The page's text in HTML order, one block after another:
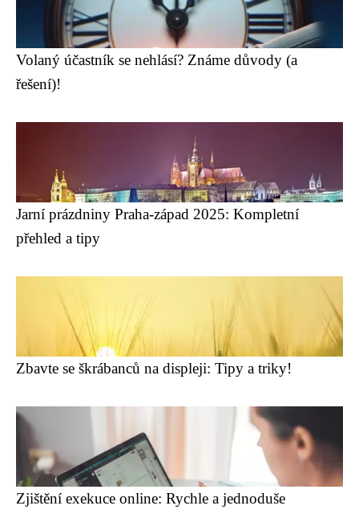
Volaný účastník se nehlásí? Známe důvody (a
řešení)!
Jarní prázdniny Praha-západ 2025: Kompletní
přehled a tipy
Zbavte se škrábanců na displeji: Tipy a triky!
Zjištění exekuce online: Rychle a jednoduše